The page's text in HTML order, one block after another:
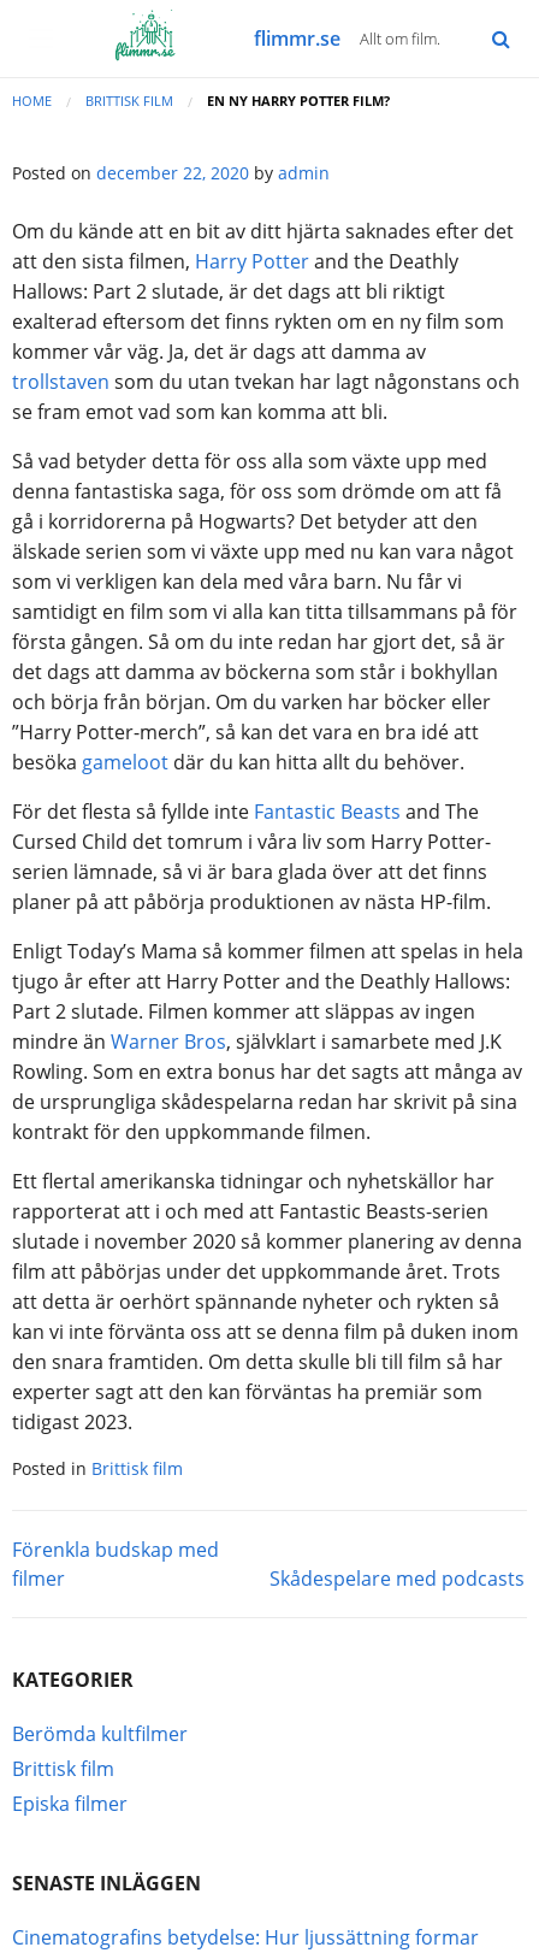
flimmr.se Allt om film.
HOME BRITTISK FILM EN NY HARRY POTTER FILM?
Posted on december 22, 2020 by admin
Om du kände att en bit av ditt hjärta saknades efter det
att den sista filmen, Harry Potterand the Deathly
Hallows: Part 2 slutade, är det dags att bli riktigt
exalterad eftersom det finns rykten om en ny film som
kommer vår väg. Ja, det är dags att damma av
trollstaven som du utan tvekan har lagt någonstans och
se fram emot vad som kan komma att bli.
Så vad betyder detta för oss alla som växte upp med
denna fantastiska saga, för oss som drömde om att få
gå i korridorerna på Hogwarts? Det betyder att den
älskade serien som vi växte upp med nu kan vara något
som vi verkligen kan dela med våra barn. Nu får vi
samtidigt en film som vi alla kan titta tillsammans på för
första gången. Så om du inte redan har gjort det, så är
det dags att damma av böckerna som står i bokhyllan
och börja från början. Om du varken har böcker eller
”Harry Potter-merch”, så kan det vara en bra idé att
besöka gameloot där du kan hitta allt du behöver.
För det flesta så fyllde inte Fantastic Beasts and The
Cursed Child det tomrum i våra liv som Harry Potter-
serien lämnade, så vi är bara glada över att det finns
planer på att påbörja produktionen av nästa HP-film.
Enligt Today’s Mama så kommer filmen att spelas in hela
tjugo år efter att Harry Potter and the Deathly Hallows:
Part 2 slutade. Filmen kommer att släppas av ingen
mindre än Warner Bros, självklart i samarbete med J.K
Rowling. Som en extra bonus har det sagts att många av
de ursprungliga skådespelarna redan har skrivit på sina
kontrakt för den uppkommande filmen.
Ett flertal amerikanska tidningar och nyhetskällor har
rapporterat att i och med att Fantastic Beasts-serien
slutade i november 2020 så kommer planering av denna
film att påbörjas under det uppkommande året. Trots
att detta är oerhört spännande nyheter och rykten så
kan vi inte förvänta oss att se denna film på duken inom
den snara framtiden. Om detta skulle bli till film så har
experter sagt att den kan förväntas ha premiär som
tidigast 2023.
Posted in Brittisk film
Inläggsnavigering
Förenkla budskap med
filmer
Skådespelare med podcasts
KATEGORIER
Berömda kultfilmer
Brittisk film
Episka filmer
SENASTE INLÄGGEN
Cinematografins betydelse: Hur ljussättning formar